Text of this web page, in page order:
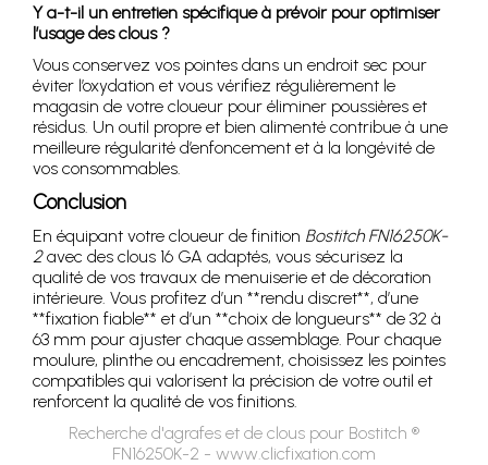
Y a-t-il un entretien spécifique à prévoir pour optimiser
l’usage des clous ?
Vous conservez vos pointes dans un endroit sec pour
éviter l’oxydation et vous vérifiez régulièrement le
magasin de votre cloueur pour éliminer poussières et
résidus. Un outil propre et bien alimenté contribue à une
meilleure régularité d’enfoncement et à la longévité de
vos consommables.
Conclusion
En équipant votre cloueur de finition Bostitch FN16250K-
2avec des clous 16 GA adaptés, vous sécurisez la
qualité de vos travaux de menuiserie et de décoration
intérieure. Vous profitez d’un **rendu discret**, d’une
**fixation fiable** et d’un **choix de longueurs** de 32 à
63 mm pour ajuster chaque assemblage. Pour chaque
moulure, plinthe ou encadrement, choisissez les pointes
compatibles qui valorisent la précision de votre outil et
renforcent la qualité de vos finitions.
Recherche d'agrafes et de clous pour Bostitch ®
FN16250K-2 - www.clicfixation.com